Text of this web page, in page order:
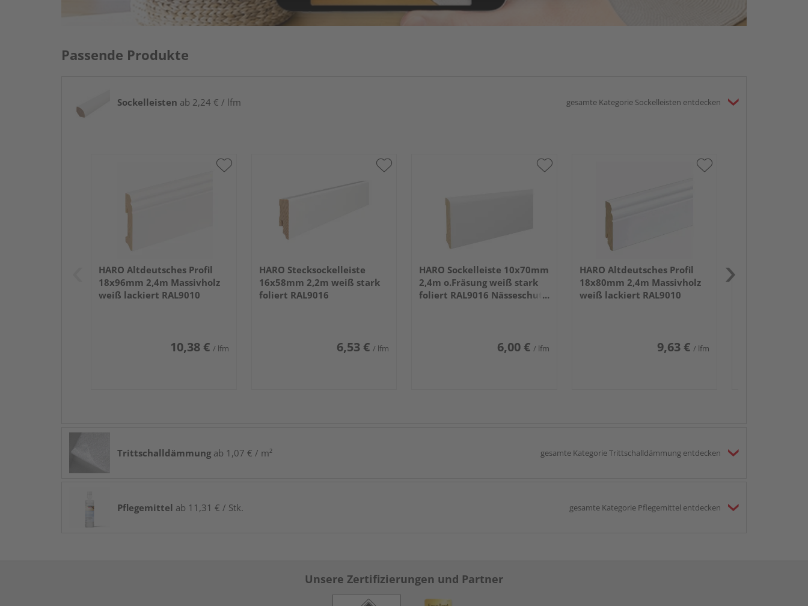
Passende Produkte
Sockelleisten ab 2,24 € / lfm gesamte Kategorie Sockelleisten entdecken
HARO Altdeutsches Profil
18x96mm 2,4m Massivholz
weiß lackiert RAL9010
10,38 € / lfm
HARO Stecksockelleiste
16x58mm 2,2m weiß stark
foliert RAL9016
6,53 € / lfm
HARO Sockelleiste 10x70mm
2,4m o.Fräsung weiß stark
foliert RAL9016 Nässeschutz
6,00 € / lfm
HARO Altdeutsches Profil
18x80mm 2,4m Massivholz
weiß lackiert RAL9010
9,63 € / lfm
Trittschalldämmung ab 1,07 € / m² gesamte Kategorie Trittschalldämmung entdecken
Pflegemittel ab 11,31 € / Stk. gesamte Kategorie Pflegemittel entdecken
Unsere Zertifizierungen und Partner